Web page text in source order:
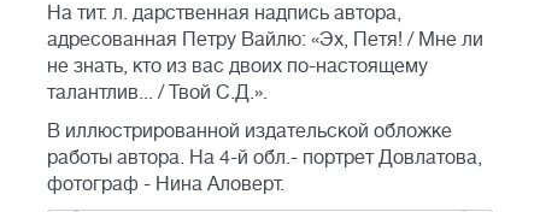
На тит. л. дарственная надпись автора,
адресованная Петру Вайлю: «Эх, Петя! / Мне ли
не знать, кто из вас двоих по-настоящему
талантлив... / Твой С.Д.».
В иллюстрированной издательской обложке
работы автора. На 4-й обл.- портрет Довлатова,
фотограф - Нина Аловерт.